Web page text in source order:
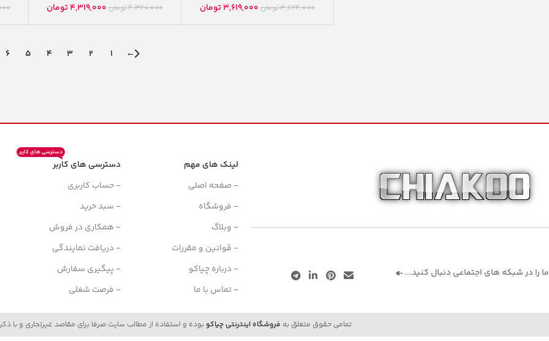
3,624,000تومان 3,619,000تومان 4,320,000تومان 4,319,000تومان
←
1
2
3
4
5
6
ما را در شبکه های اجتماعی دنبال کنید...
لینک های مهم
- صفحه اصلی
- فروشگاه
- وبلاگ
- قوانین و مقررات
- درباره چیاکو
- تماس با ما
دسترسی های کاربر
دسترسی های کاربر
- حساب کاربری
- سبد خرید
- همکاری در فروش
- دریافت نمایندگی
- پیگیری سفارش
- فرصت شغلی
تمامی حقوق متعلق به فروشگاه اینترنتی چیاکو بوده و استفاده از مطالب سایت صرفا برای مقاصد غیرتجاری و با